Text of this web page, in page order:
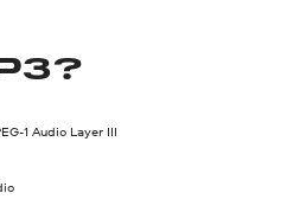
1 Audio Layer III